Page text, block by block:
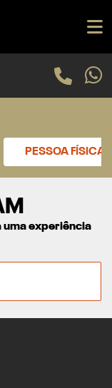
PESSOA FÍSICA
experiência